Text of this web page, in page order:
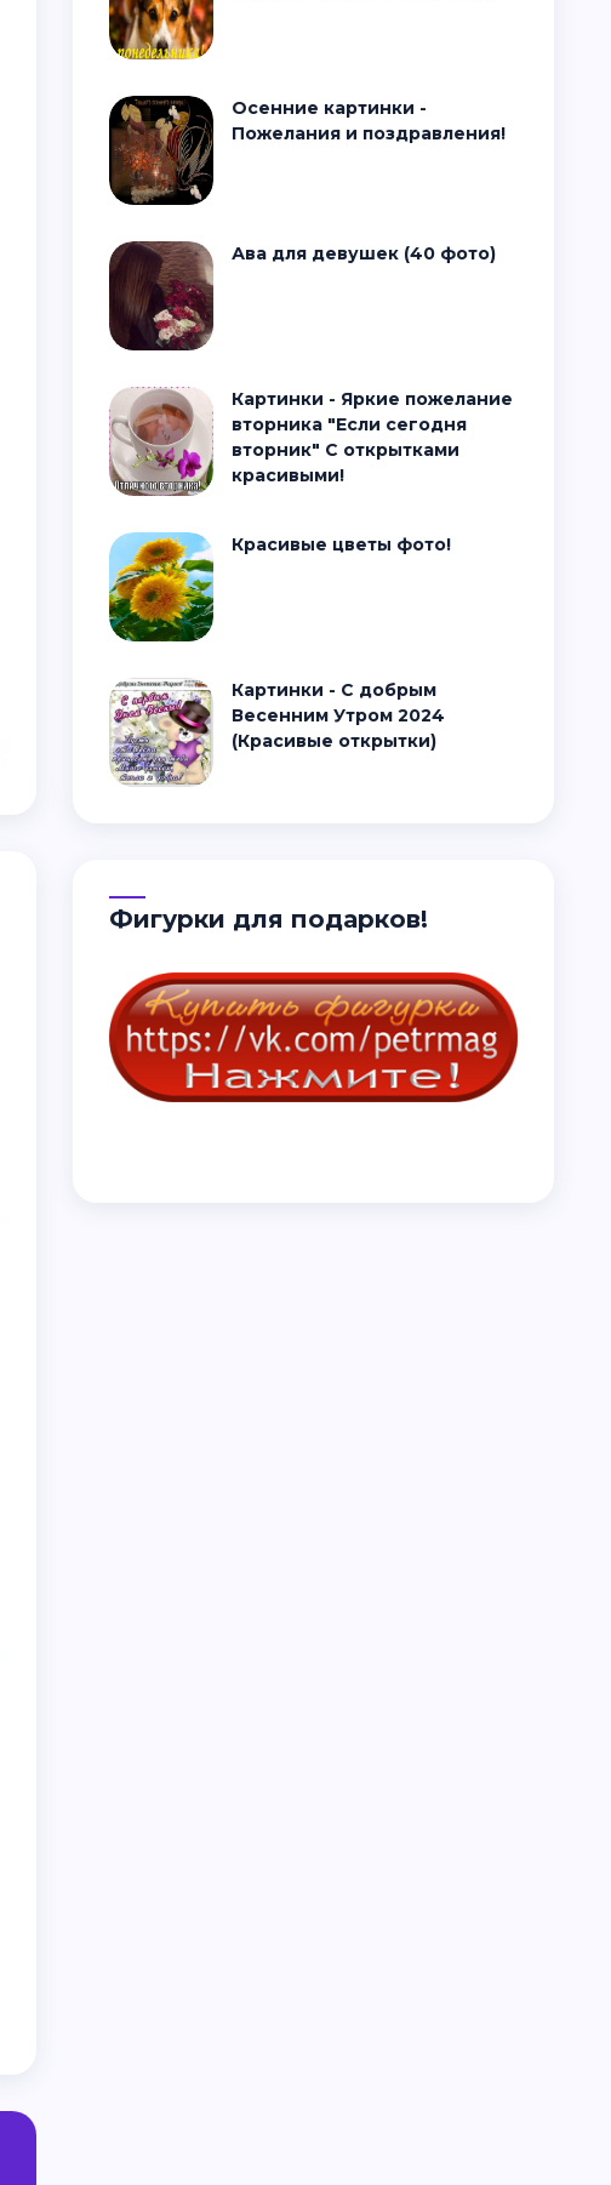
Осенние картинки -
Пожелания и поздравления!
Ава для девушек (40 фото)
Картинки - Яркие пожелание
вторника "Если сегодня
вторник" С открытками
красивыми!
Красивые цветы фото!
Картинки - С добрым
Весенним Утром 2024
(Красивые открытки)
Фигурки для подарков!